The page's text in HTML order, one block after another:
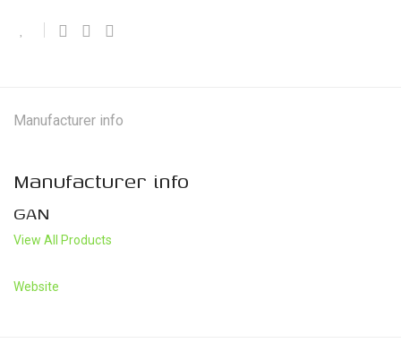
Manufacturer info
Manufacturer info
GAN
View All Products
Website